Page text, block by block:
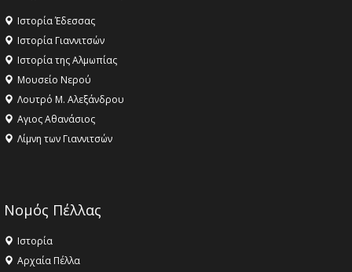
Ιστορία Έδεσσας
Ιστορία Γιαννιτσών
Ιστορία της Αλμωπίας
Μουσείο Νερού
Λουτρό Μ. Αλεξάνδρου
Αγιος Αθανάσιος
Λίμνη των Γιαννιτσών
Νομός Πέλλας
Ιστορία
Αρχαία Πέλλα